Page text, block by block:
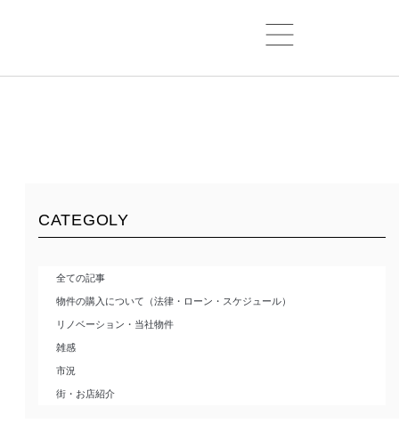
CATEGOLY
全ての記事
物件の購入について（法律・ローン・スケジュール）
リノベーション・当社物件
雑感
市況
街・お店紹介